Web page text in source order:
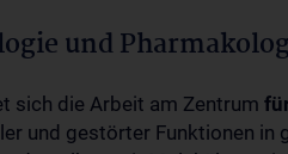
und
sich die Arbeit am Zentrum
und gestörter Funktionen in